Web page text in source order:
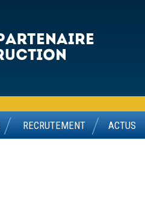
RECRUTEMENT ACTUS